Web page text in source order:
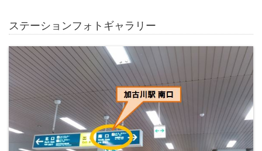
ステーションフォトギャラリー